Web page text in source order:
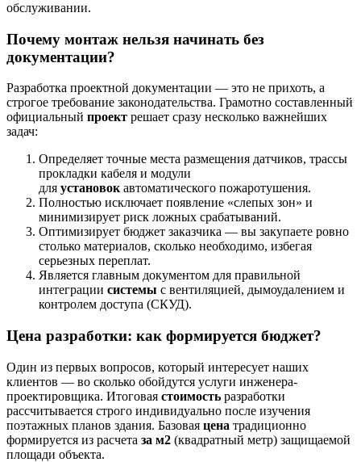
обслуживании.
Почему монтаж нельзя начинать без
документации?
Разработка проектной документации — это не прихоть, а
строгое требование законодательства. Грамотно составленный
официальный проект решает сразу несколько важнейших
задач:
Определяет точные места размещения датчиков, трассы
прокладки кабеля и модули
для установокавтоматического пожаротушения.
Полностью исключает появление «слепых зон» и
минимизирует риск ложных срабатываний.
Оптимизирует бюджет заказчика — вы закупаете ровно
столько материалов, сколько необходимо, избегая
серьезных переплат.
Является главным документом для правильной
интеграции системы с вентиляцией, дымоудалением и
контролем доступа (СКУД).
Цена разработки: как формируется бюджет?
Один из первых вопросов, который интересует наших
клиентов — во сколько обойдутся услуги инженера-
проектировщика. Итоговая стоимость разработки
рассчитывается строго индивидуально после изучения
поэтажных планов здания. Базовая цена традиционно
формируется из расчета за м2 (квадратный метр) защищаемой
площади объекта.